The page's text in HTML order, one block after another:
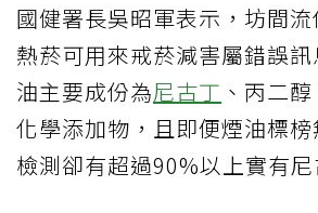
國健署長吳昭軍表示，坊間流
熱菸可用來戒菸減害屬錯誤
油主要成份為尼古丁 、丙二
化學添加物，且即便煙油標
檢測卻有超過90%以上實有尼